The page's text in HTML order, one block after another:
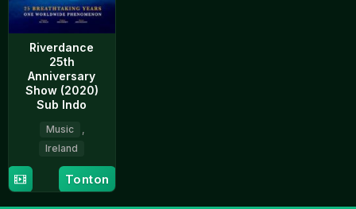
Riverdance
25th
Anniversary
Show (2020)
Sub Indo
Music
Ireland
3
Mar
Chris
Hunt
Tonton